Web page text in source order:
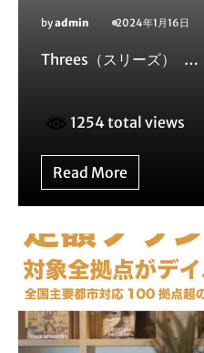
byadmin 2024年1月16日
Threes（スリーズ） …
1254 total views
Read More